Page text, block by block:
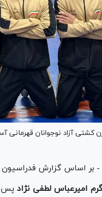
- بر اساس گزارش فدراسیون
امیرعباس لطفی نژاد